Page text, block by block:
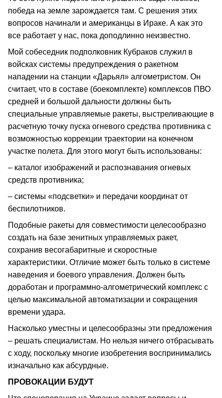
победа на земле зарождается там. С решения этих
вопросов начинали и американцы в Ираке. А как это
все работает у нас, пока доподлинно неизвестно.
Мой собеседник подполковник Кубраков служил в
войсках системы предупреждения о ракетном
нападении на станции «Дарьял» алгометристом. Он
считает, что в составе (боекомплекте) комплексов ПВО
средней и большой дальности должны быть
специальные управляемые ракеты, выстреливающие в
расчетную точку пуска огневого средства противника с
возможностью коррекции траектории на конечном
участке полета. Для этого могут быть использованы:
– каталог изображений и распознавания огневых
средств противника;
– системы «подсветки» и передачи координат от
беспилотников.
Подобные ракеты для совместимости целесообразно
создать на базе зенитных управляемых ракет,
сохранив весогабаритные и скоростные
характеристики. Отличие может быть только в системе
наведения и боевого управления. Должен быть
доработан и программно-алгометрический комплекс с
целью максимальной автоматизации и сокращения
времени удара.
Насколько уместны и целесообразны эти предложения
– решать специалистам. Но нельзя ничего отбрасывать
с ходу, поскольку многие изобретения воспринимались
изначально как абсурдные.
ПРОВОКАЦИИ БУДУТ